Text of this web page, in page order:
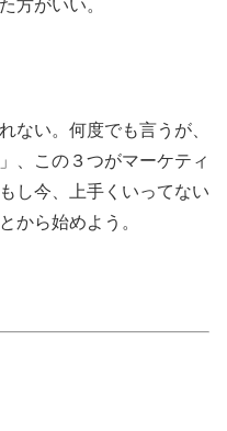
方がいい。
ない。何度でも言うが、
、この３つがマーケティ
し今、上手くいってない
から始めよう。